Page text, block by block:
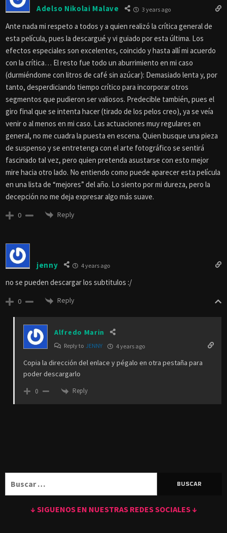
Adelso Nikolai Malave 3 years ago
Ante nada mi respeto a todos y a quien realizó la crítica general de
esta película, pues la descargué y vi guiado por esta última. Los
efectos especiales son excelentes, coincido y hasta allí mi acuerdo
con la crítica… El resto fue todo un aburrimiento en mi caso
(durmiéndome con litros de café sin azúcar): Demasiado lenta y, por
tanto, desperdiciando tiempo crítico para incorporar otros
segmentos que pudieron ser valiosos. Predecible también, pues el
giro final que se intenta hacer (tirado de los pelos creo), ya se veía
venir o al menos en mi caso. Las actuaciones muy regulares en
general, no me cuadra la puesta en escena. Quien busque una pieza
de suspenso y se entretenga con el arte fotográfico se sentirá
fascinado tal vez, pero quien pretenda asustarse con esto mejor
mire hacia otro lado. No entiendo como puede aparecer esta película
en una lista de “mejores” del año. Lo siento por mi dureza, pero la
decepción no me deja expresar algo más suave.
0 Reply
jenny 4 years ago
no se pueden descargar los subtitulos :/
0 Reply
Alfredo Marin
Reply to JENNY 4 years ago
Copia la dirección del enlace y pégalo en otra pestaña para
poder descargarlo
0 Reply
↓ SIGUENOS EN NUESTRAS REDES SOCIALES ↓